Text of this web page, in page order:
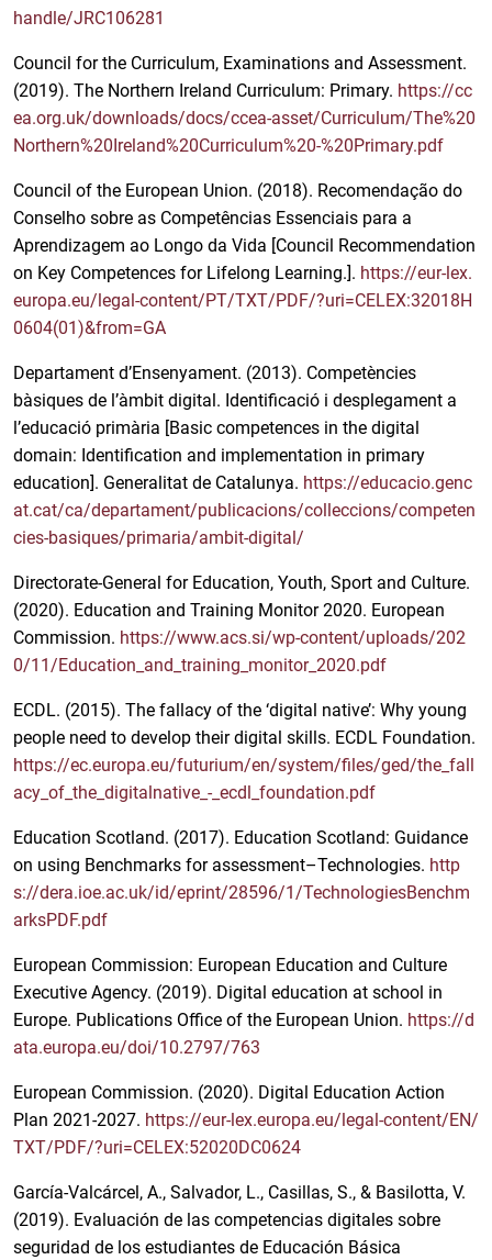
handle/JRC106281
Council for the Curriculum, Examinations and Assessment.
(2019). The Northern Ireland Curriculum: Primary. https://cc
ea.org.uk/downloads/docs/ccea-asset/Curriculum/The%20
Northern%20Ireland%20Curriculum%20-%20Primary.pdf
Council of the European Union. (2018). Recomendação do
Conselho sobre as Competências Essenciais para a
Aprendizagem ao Longo da Vida [Council Recommendation
on Key Competences for Lifelong Learning.]. https://eur-lex.
europa.eu/legal-content/PT/TXT/PDF/?uri=CELEX:32018H
0604(01)&from=GA
Departament d’Ensenyament. (2013). Competències
bàsiques de l’àmbit digital. Identificació i desplegament a
l’educació primària [Basic competences in the digital
domain: Identification and implementation in primary
education]. Generalitat de Catalunya. https://educacio.genc
at.cat/ca/departament/publicacions/colleccions/competen
cies-basiques/primaria/ambit-digital/
Directorate-General for Education, Youth, Sport and Culture.
(2020). Education and Training Monitor 2020. European
Commission. https://www.acs.si/wp-content/uploads/202
0/11/Education_and_training_monitor_2020.pdf
ECDL. (2015). The fallacy of the ‘digital native’: Why young
people need to develop their digital skills. ECDL Foundation.
https://ec.europa.eu/futurium/en/system/files/ged/the_fall
acy_of_the_digitalnative_-_ecdl_foundation.pdf
Education Scotland. (2017). Education Scotland: Guidance
on using Benchmarks for assessment–Technologies. http
s://dera.ioe.ac.uk/id/eprint/28596/1/TechnologiesBenchm
arksPDF.pdf
European Commission: European Education and Culture
Executive Agency. (2019). Digital education at school in
Europe. Publications Office of the European Union. https://d
ata.europa.eu/doi/10.2797/763
European Commission. (2020). Digital Education Action
Plan 2021-2027. https://eur-lex.europa.eu/legal-content/EN/
TXT/PDF/?uri=CELEX:52020DC0624
García-Valcárcel, A., Salvador, L., Casillas, S., & Basilotta, V.
(2019). Evaluación de las competencias digitales sobre
seguridad de los estudiantes de Educación Básica